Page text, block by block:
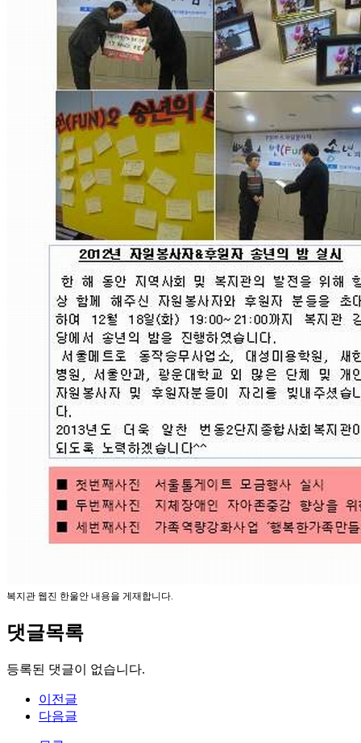
복지관 웹진 한울안 내용을 게재합니다.
댓글목록
등록된 댓글이 없습니다.
이전글
다음글